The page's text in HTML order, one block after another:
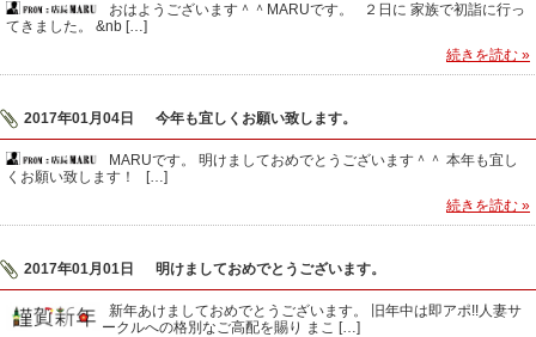
おはようございます＾＾MARUです。 ２日に 家族で初詣に行っ
てきました。 &nb […]
続きを読む »
2017年01月04日 今年も宜しくお願い致します。
MARUです。 明けましておめでとうございます＾＾ 本年も宜し
くお願い致します！ […]
続きを読む »
2017年01月01日 明けましておめでとうございます。
新年あけましておめでとうございます。 旧年中は即アポ!!人妻サ
ークルへの格別なご高配を賜り まこ […]